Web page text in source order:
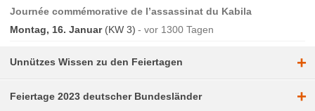
Journée commémorative de l’assassinat du Kabila
Montag, 16. Januar(KW 3) vor 1300 Tagen
Unnützes Wissen zu den Feiertagen +
Feiertage 2023 deutscher Bundesländer +